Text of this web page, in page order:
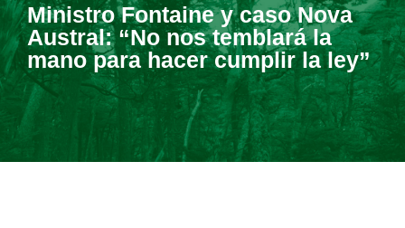
Ministro Fontaine y caso Nova
Austral: “No nos temblará la
mano para hacer cumplir la ley”